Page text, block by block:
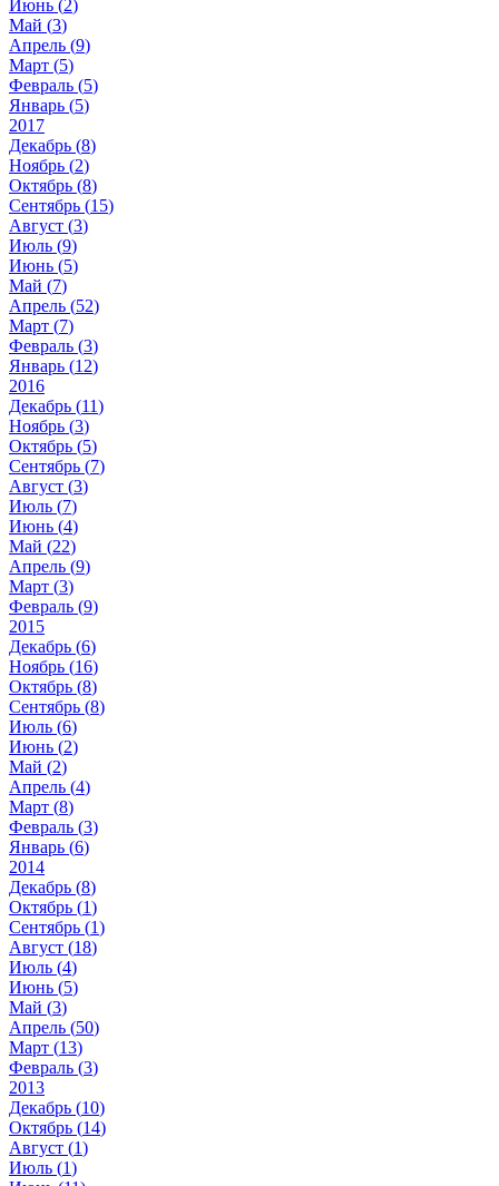
Июнь (2)
Май (3)
Апрель (9)
Март (5)
Февраль (5)
Январь (5)
2017
Декабрь (8)
Ноябрь (2)
Октябрь (8)
Сентябрь (15)
Август (3)
Июль (9)
Июнь (5)
Май (7)
Апрель (52)
Март (7)
Февраль (3)
Январь (12)
2016
Декабрь (11)
Ноябрь (3)
Октябрь (5)
Сентябрь (7)
Август (3)
Июль (7)
Июнь (4)
Май (22)
Апрель (9)
Март (3)
Февраль (9)
2015
Декабрь (6)
Ноябрь (16)
Октябрь (8)
Сентябрь (8)
Июль (6)
Июнь (2)
Май (2)
Апрель (4)
Март (8)
Февраль (3)
Январь (6)
2014
Декабрь (8)
Октябрь (1)
Сентябрь (1)
Август (18)
Июль (4)
Июнь (5)
Май (3)
Апрель (50)
Март (13)
Февраль (3)
2013
Декабрь (10)
Октябрь (14)
Август (1)
Июль (1)